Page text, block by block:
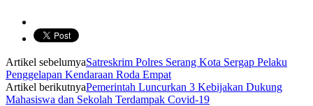
Artikel sebelumyaSatreskrim Polres Serang Kota Sergap Pelaku
Penggelapan Kendaraan Roda Empat
Artikel berikutnyaPemerintah Luncurkan 3 Kebijakan Dukung
Mahasiswa dan Sekolah Terdampak Covid-19